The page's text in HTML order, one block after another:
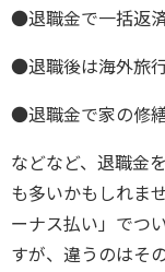
●退職金で一括返
●退職後は海外旅
●退職金で家の修
などなど、退職金
も多いかもしれま
ーナス払い」でつ
すが、違うのはそ